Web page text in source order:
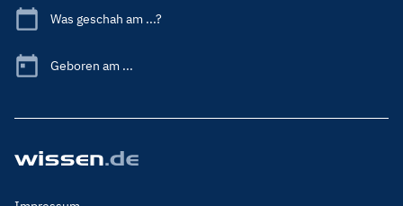
Was geschah am ...?
Geboren am ...